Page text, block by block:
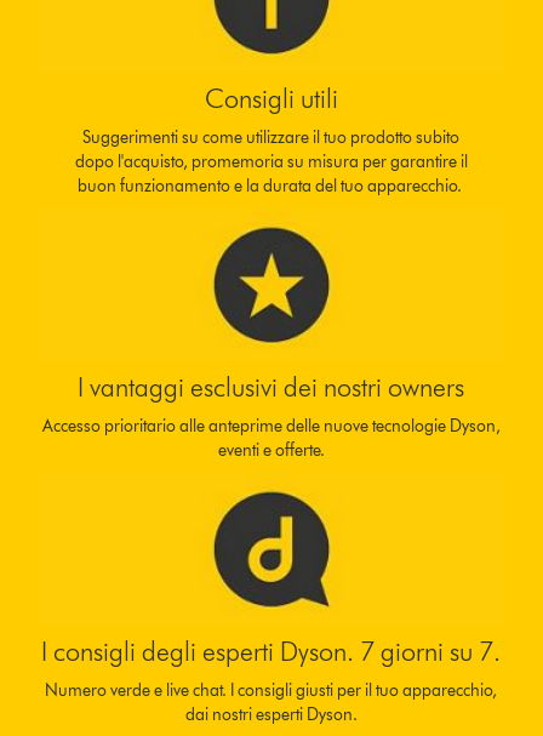
Consigli utili
Suggerimenti su come utilizzare il tuo prodotto subito
dopo l'acquisto, promemoria su misura per garantire il
buon funzionamento e la durata del tuo apparecchio.
I vantaggi esclusivi dei nostri owners
Accesso prioritario alle anteprime delle nuove tecnologie Dyson,
eventi e offerte.
I consigli degli esperti Dyson. 7 giorni su 7.
Numero verde e live chat. I consigli giusti per il tuo apparecchio,
dai nostri esperti Dyson.